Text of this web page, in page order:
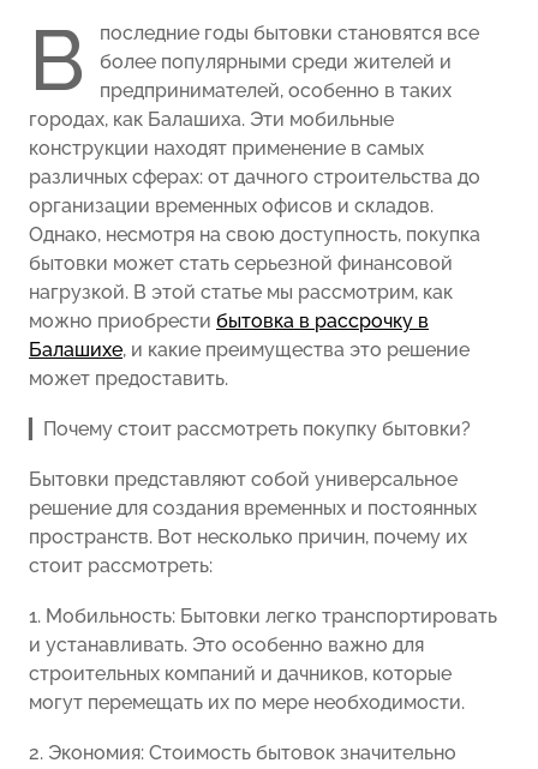
В
последние годы бытовки становятся все
более популярными среди жителей и
предпринимателей, особенно в таких
городах, как Балашиха. Эти мобильные
конструкции находят применение в самых
различных сферах: от дачного строительства до
организации временных офисов и складов.
Однако, несмотря на свою доступность, покупка
бытовки может стать серьезной финансовой
нагрузкой. В этой статье мы рассмотрим, как
можно приобрести бытовка в рассрочку в
Балашихе, и какие преимущества это решение
может предоставить.
▎Почему стоит рассмотреть покупку бытовки?
Бытовки представляют собой универсальное
решение для создания временных и постоянных
пространств. Вот несколько причин, почему их
стоит рассмотреть:
1. Мобильность: Бытовки легко транспортировать
и устанавливать. Это особенно важно для
строительных компаний и дачников, которые
могут перемещать их по мере необходимости.
2. Экономия: Стоимость бытовок значительно